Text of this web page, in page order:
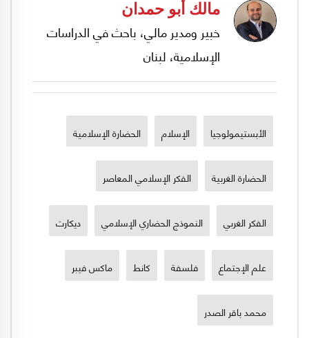
مالك أبو حمدان
خبير ومدير مالي، باحث في الدراسات
الإسلامية، لبنان
الأبستيمولوجيا الإسلام الحضارة الإسلامية
الحضارة الغربية الفكر الإسلامي المعاصر
الفكر الغربي النموذج الحضاري الإسلامي ديكارت
علم الإجتماع فلسفة كانط ماكس فيبر
محمد باقر الصدر